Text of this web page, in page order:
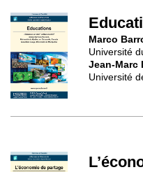
Marco
Université
Jean-Marc
Université